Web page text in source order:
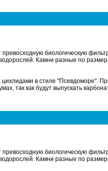
биологическую
Камни разные по
цихлидами в стиле "Псевдоморе".
так как будут выпускать
биологическую
Камни разные по